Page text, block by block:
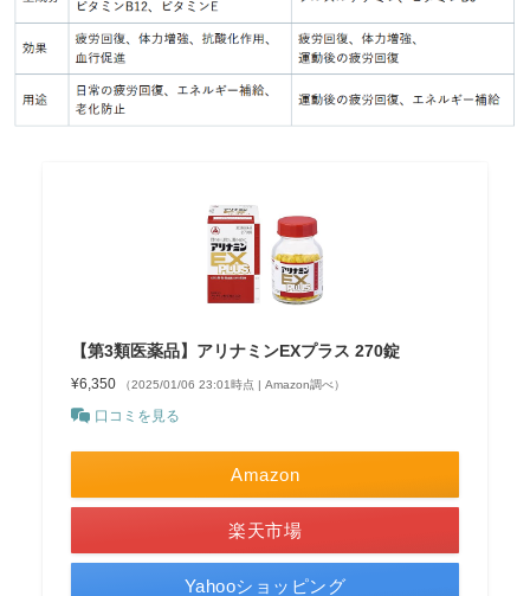
【第3類医薬品】アリナミンEXプラス 270錠
¥6,350 （2025/01/06 23:01時点 | Amazon調べ）
口コミを見る
Amazon
楽天市場
Yahooショッピング